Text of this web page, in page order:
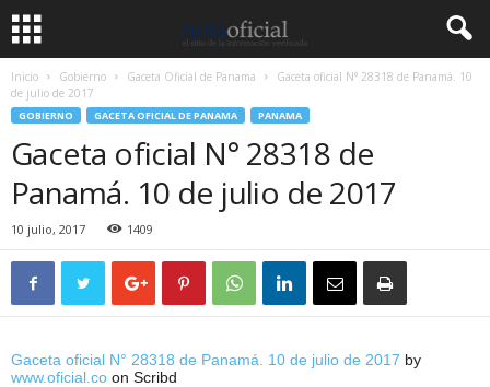
Inicio Gobierno Gaceta Oficial de Panama
Gaceta oficial N° 28318 de Panamá. 10
de julio de 2017
GOBIERNO GACETA OFICIAL DE PANAMA PANAMA
Gaceta oficial N° 28318 de
Panamá. 10 de julio de 2017
10 julio, 2017 1409
Gaceta oficial N° 28318 de Panamá. 10 de julio de 2017 by
www.oficial.co on Scribd